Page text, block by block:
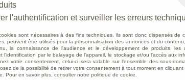
N° 15 _ 60 CM >Personnage de crèche : Roi
l'authentification et surveiller les erreurs
sont nécessaires à des fins techniques, ils sont donc dispensés de
peuvent être utilisés pour la personnalisation des annonces et du
la connaissance de l'audience et le développement de produits, les
l'identification par le balayage de l'appareil, le stockage et/ou l'accès aux
votre consentement, celui-ci sera valable sur l’ensemble des sous-
de la possibilité de retirer votre consentement à tout moment en
Pour en savoir plus, consulter notre politique de cookie.